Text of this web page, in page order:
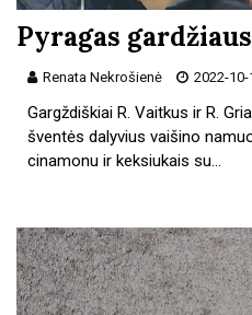
Pyragas
Renata Nekrošienė 2022-10-
Gargždiškiai R. Vaitkus ir R.
šventės dalyvius vaišino
cinamonu ir keksiukais su…